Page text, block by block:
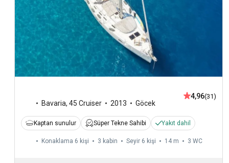
Bavaria, 45 Cruiser 2013 Göcek
4,96(31)
Kaptan sunulur Süper Tekne Sahibi Yakıt dahil
Konaklama 6 kişi 3 kabin Seyir 6 kişi 14 m 3 WC